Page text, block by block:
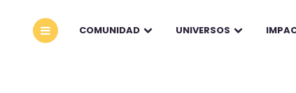
COMUNIDAD UNIVERSOS